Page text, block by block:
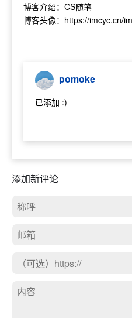
博客介绍：CS随笔
博客头像：https://imcyc.cn/
pomoke
已添加 :)
添加新评论